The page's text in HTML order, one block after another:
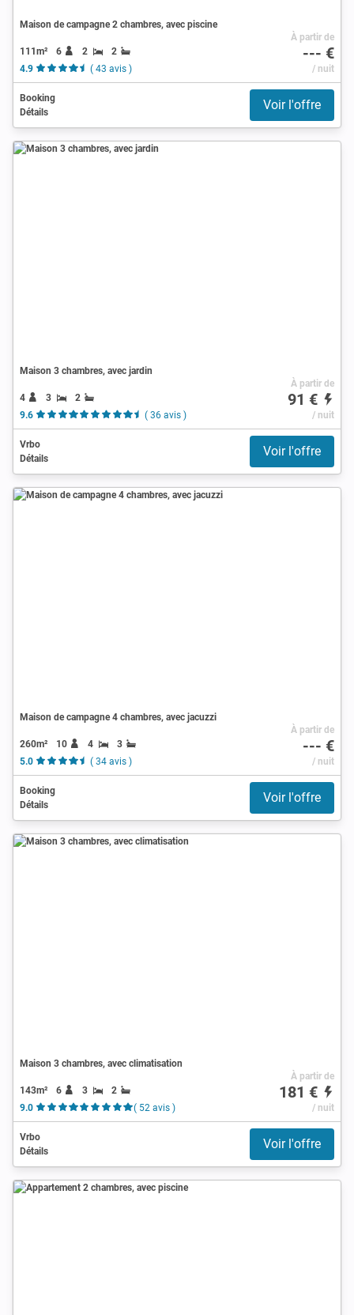
Maison de campagne 2 chambres, avec piscine
111m² 6 2
2
4.9
( 43 avis )
À partir de
--- €
/ nuit
Booking
Détails
Voir l'offre
Maison 3 chambres, avec jardin
4 3
2
9.6
( 36 avis )
À partir de
91 €
/ nuit
Vrbo
Détails
Voir l'offre
Maison de campagne 4 chambres, avec jacuzzi
260m² 10 4
3
5.0
( 34 avis )
À partir de
--- €
/ nuit
Booking
Détails
Voir l'offre
Maison 3 chambres, avec climatisation
143m² 6 3
2
9.0
( 52 avis )
À partir de
181 €
/ nuit
Vrbo
Détails
Voir l'offre